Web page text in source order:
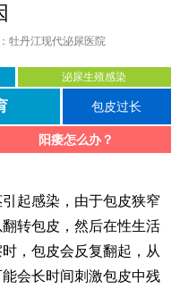
牡丹江现代泌尿医院
泌尿生殖感染
包皮过长
阳痿怎么办？
起感染，由于包皮狭窄
转包皮，然后在性生活
，包皮会反复翻起，从
会长时间刺激包皮中残